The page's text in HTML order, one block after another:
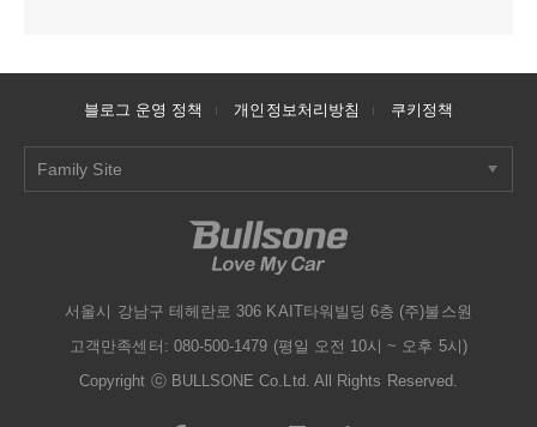
블로그 운영 정책 개인정보처리방침 쿠키정책
서울시 강남구 테헤란로 306 KAIT타워빌딩 6층 (주)불스원
고객만족센터: 080-500-1479 (평일 오전 10시 ~ 오후 5시)
Copyright ⓒ BULLSONE Co.Ltd. All Rights Reserved.
Family Site